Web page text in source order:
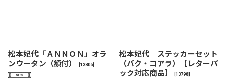
絞り込む
松本妃代「ＡＮＮＯＮ」オラ
ンウータン（額付）
13805
松本妃代 ステッカーセット
（バク・コアラ）【レターパ
ック対応商品】
13798